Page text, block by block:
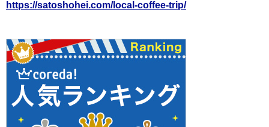
https://satoshohei.com/local-coffee-trip/